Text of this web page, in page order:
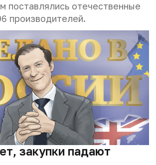
поставлялись отечественные
производителей.
закупки падают